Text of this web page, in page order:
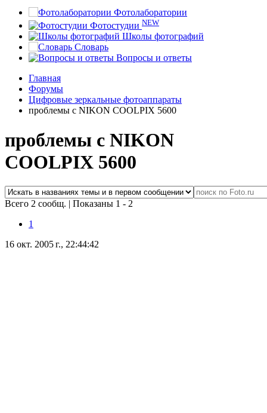
Фотолаборатории
Фотостудии NEW
Школы фотографий
Словарь
Вопросы и ответы
Главная
Форумы
Цифровые зеркальные фотоаппараты
проблемы с NIKON COOLPIX 5600
проблемы с NIKON
COOLPIX 5600
Всего 2 сообщ. | Показаны 1 - 2
1
16 окт. 2005 г., 22:44:42